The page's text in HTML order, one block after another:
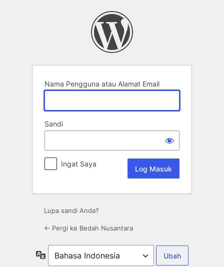
Nama Pengguna atau Alamat Email
Sandi
Ingat Saya
Lupa sandi Anda?
← Pergi ke Bedah Nusantara
Bahasa